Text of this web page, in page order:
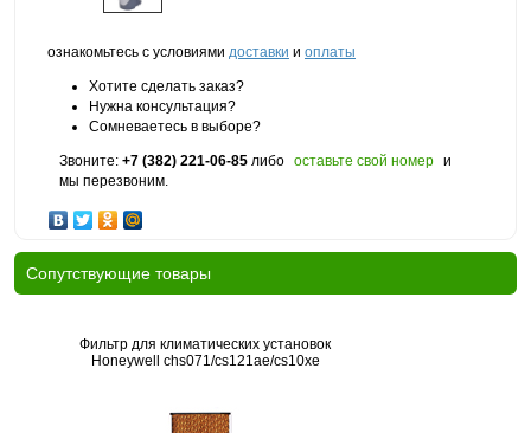
ознакомьтесь с условиями доставки и оплаты
Хотите сделать заказ?
Нужна консультация?
Сомневаетесь в выборе?
Звоните: +7 (382) 221-06-85 либо оставьте свой номер и
мы перезвоним.
Cопутствующие товары
Фильтр для климатических установок
Honeywell chs071/cs121ae/cs10xe